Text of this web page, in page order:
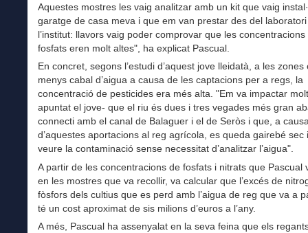
Aquestes mostres les vaig analitzar amb un kit que vaig
garatge de casa meva i que em van prestar des del
l’institut: llavors vaig poder comprovar que les
fosfats eren molt altes", ha explicat Pascual.
En concret, segons l’estudi d’aquest jove lleidatà, a les zones
menys cabal d’aigua a causa de les captacions per a regs, la
concentració de pesticides era més alta. "Em va impactar
apuntat el jove- que el riu és dues i tres vegades més gran
connecti amb el canal de Balaguer i el de Seròs i que, a
d’aquestes aportacions al reg agrícola, es queda gairebé sec
veure la contaminació sense necessitat d’analitzar l’aigua".
A partir de les concentracions de fosfats i nitrats que Pascual
en les mostres que va recollir, va calcular que l’excés de
fòsfors dels cultius que es perd amb l’aigua de reg que va a
té un cost aproximat de sis milions d’euros a l’any.
A més, Pascual ha assenyalat en la seva feina que els